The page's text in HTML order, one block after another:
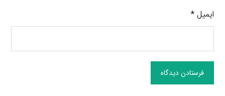
ایمیل*
فرستادن دیدگاه